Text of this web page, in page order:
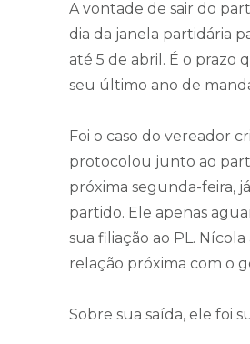
A vontade de sair do
dia da janela partidária
até 5 de abril. É o prazo
seu último ano de
Foi o caso do vereador
protocolou junto ao
próxima segunda-feira,
partido. Ele apenas
sua filiação ao PL.
relação próxima com o
Sobre sua saída, ele foi